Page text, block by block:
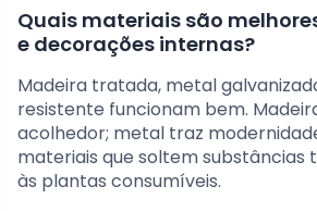
Quais materiais são
e decorações internas?
Madeira tratada, metal
resistente funcionam bem.
acolhedor; metal traz
materiais que soltem substâncias
às plantas consumíveis.